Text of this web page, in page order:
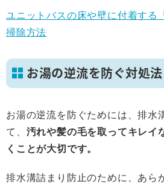
ユニットバスの床や壁に付着する
掃除方法
お湯の逆流を防ぐ対処法
お湯の逆流を防ぐためには、排水
て、 汚れや髪の毛を取ってキレイ
くことが大切です。
排水溝詰まり防止のために、あら